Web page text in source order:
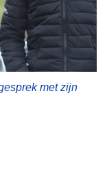
met zijn